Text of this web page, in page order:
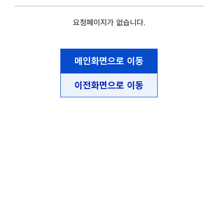
요청페이지가 없습니다.
메인화면으로 이동
이전화면으로 이동